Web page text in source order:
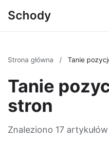
Schody
Strona główna / Tanie
Tanie
stron
Znaleziono 17 artykułów